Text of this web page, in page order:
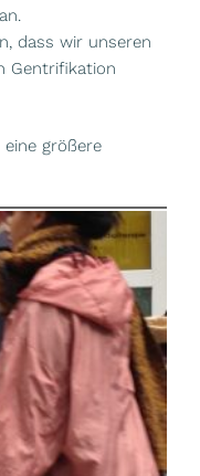
dass wir unseren
Gentrifikation
größere